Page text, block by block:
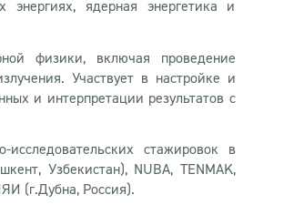
ядерная энергетика и
физики, включая проведение
Участвует в настройке и
и интерпретации результатов с
стажировок в
Узбекистан), NUBA, TENMAK,
(г.Дубна, Россия).